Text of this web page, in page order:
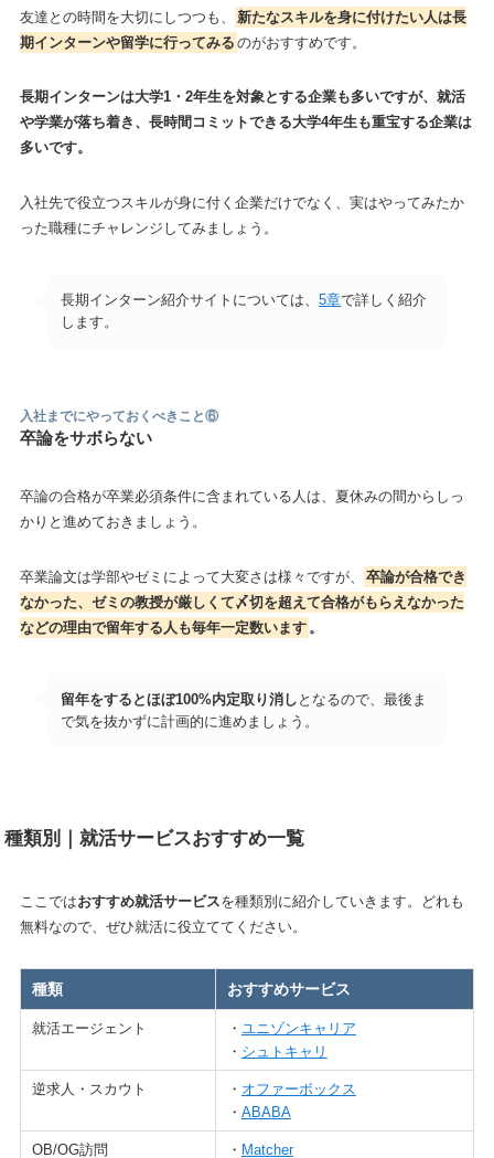
友達との時間を大切にしつつも、
新たなスキルを身に付けたい人は長
期インターンや留学に行ってみる のがおすすめです。
長期インターンは大学1・2年生を対象とする企業も多いですが、就活
や学業が落ち着き、長時間コミットできる大学4年生も重宝する企業は
多いです。
入社先で役立つスキルが身に付く企業だけでなく、実はやってみたか
った職種にチャレンジしてみましょう。
長期インターン紹介サイトについては、5章で詳しく紹介
します。
入社までにやっておくべきこと⑥
卒論をサボらない
卒論の合格が卒業必須条件に含まれている人は、夏休みの間からしっ
かりと進めておきましょう。
卒業論文は学部やゼミによって大変さは様々ですが、
卒論が合格でき
なかった、ゼミの教授が厳しくて〆切を超えて合格がもらえなかった
などの理由で留年する人も毎年一定数います 。
留年をするとほぼ100%内定取り消し となるので、最後ま
で気を抜かずに計画的に進めましょう。
種類別｜就活サービスおすすめ一覧
ここではおすすめ就活サービスを種類別に紹介していきます。どれも
無料なので、ぜひ就活に役立ててください。
種類 おすすめサービス
就活エージェント ・ ユニゾンキャリア
・ シュトキャリ
逆求人・スカウト ・ オファーボックス
・ ABABA
OB/OG訪問 ・ Matcher